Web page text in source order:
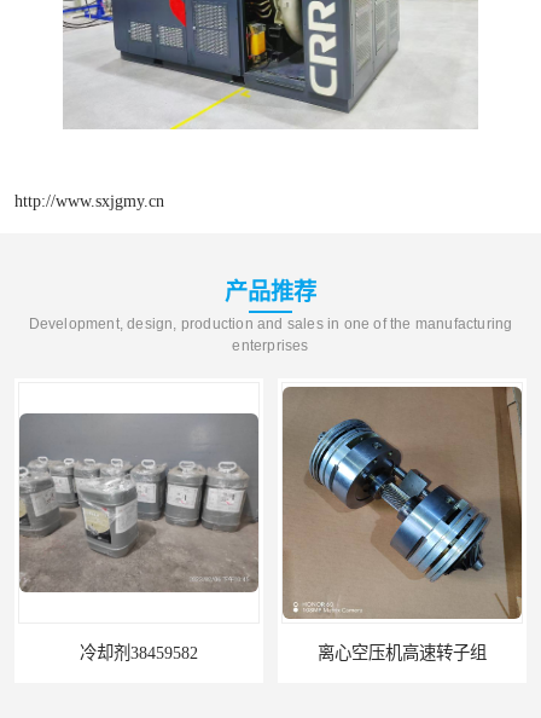
http://www.sxjgmy.cn
产品推荐
Development, design, production and sales in one of the manufacturing
enterprises
冷却剂38459582 离心空压机高速转子组